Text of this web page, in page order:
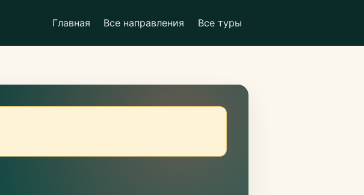
Главная Все направления Все туры